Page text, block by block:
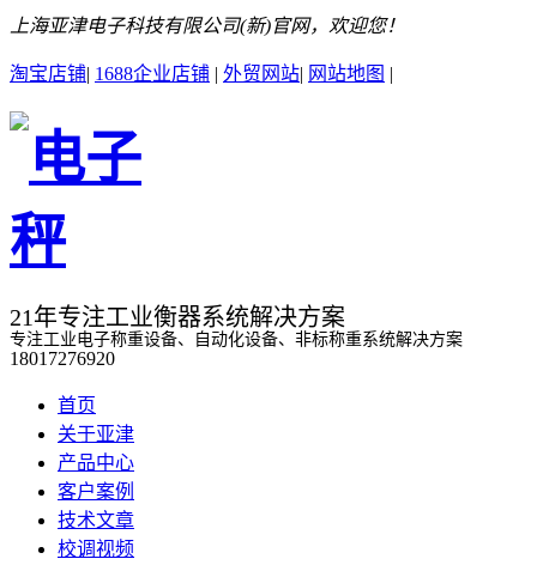
上海亚津电子科技有限公司(新)官网，欢迎您！
淘宝店铺| 1688企业店铺 | 外贸网站| 网站地图 |
21年专注工业衡器系统解决方案
专注工业电子称重设备、自动化设备、非标称重系统解决方案
18017276920
首页
关于亚津
产品中心
客户案例
技术文章
校调视频